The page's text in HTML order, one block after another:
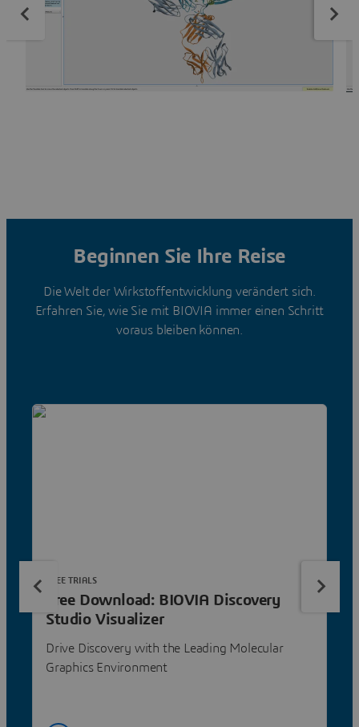
Beginnen Sie Ihre Reise
Die Welt der Wirkstoffentwicklung verändert sich.
Erfahren Sie, wie Sie mit BIOVIA immer einen Schritt
voraus bleiben können.
Free Download: BIOVIA Discovery
Studio Visualizer
Drive Discovery with the Leading Molecular
Graphics Environment
FREE TRIALS